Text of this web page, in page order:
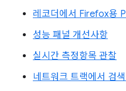
레코더에서 Firefox용
성능 패널 개선사항
실시간 측정항목 관찰
네트워크 트랙에서 검